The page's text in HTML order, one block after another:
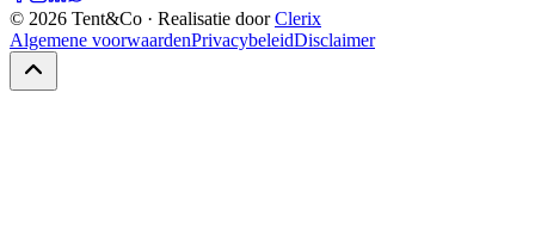
© 2026 Tent&Co · Realisatie door Clerix
Algemene voorwaardenPrivacybeleidDisclaimer